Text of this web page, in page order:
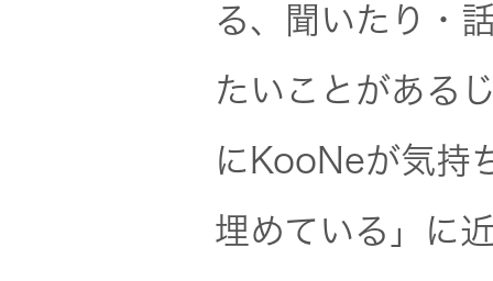
る、聞いたり・
たいことがある
にKooNeが気持
埋めている」に